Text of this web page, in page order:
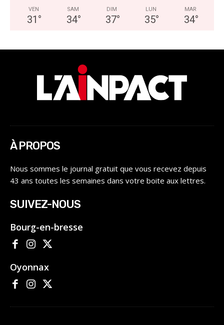
VEN
31 °
SAM
34°
DIM
37°
LUN
35°
MAR
34°
À PROPOS
Nous sommes le journal gratuit que vous recevez depuis
43 ans toutes les semaines dans votre boite aux lettres.
SUIVEZ-NOUS
Bourg-en-bresse
Oyonnax